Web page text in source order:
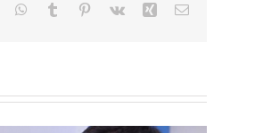
WhatsApp
Tumblr Pinterest
Vk Xing Correo